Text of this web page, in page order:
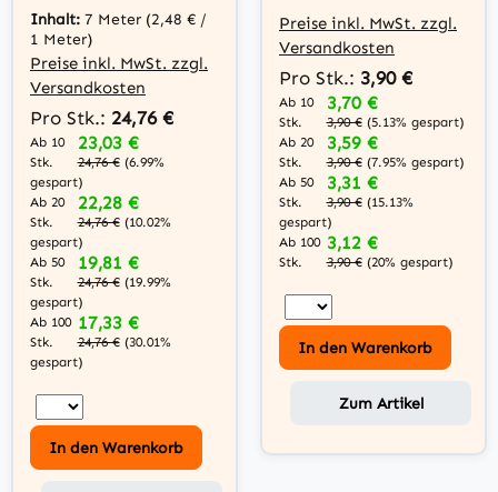
2x Cinch Stecker
an 3,5mm Klinke
Inhalt: 7 Meter (2,48 € /
1 Meter)
Preise inkl. MwSt. zzgl.
Versandkosten
Pro Stk.: 24,76 €
Ab 10
Stk.
23,03 €
24,76 € (6.99%
gespart)
Ab 20
Stk.
22,28 €
24,76 € (10.02%
gespart)
Ab 50
Stk.
19,81 €
24,76 € (19.99%
gespart)
Ab 100
Stk.
17,33 €
24,76 € (30.01%
gespart)
In den Warenkorb
Stecker auf 3x
Cinch Stecker
Preise inkl. MwSt. zzgl.
Versandkosten
Pro Stk.: 3,90 €
Ab 10
Stk.
3,70 €
3,90 € (5.13% gespart)
Ab 20
Stk.
3,59 €
3,90 € (7.95% gespart)
Ab 50
Stk.
3,31 €
3,90 € (15.13%
gespart)
Ab 100
Stk.
3,12 €
3,90 € (20% gespart)
In den Warenkorb
Zum Artikel